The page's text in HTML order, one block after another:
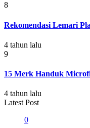
8
Rekomendasi Lemari
4 tahun lalu
9
15 Merk Handuk
4 tahun lalu
Latest Post
0